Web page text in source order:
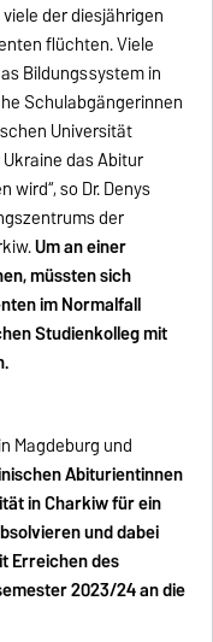
der diesjährigen
flüchten. Viele
Bildungssystem in
Schulabgängerinnen
Universität
das Abitur
wird“, so Dr. Denys
der
Um an einer
müssten sich
im Normalfall
Studienkolleg mit
Magdeburg und
Abiturientinnen
in Charkiw für ein
und dabei
Erreichen des
2023/24 an die